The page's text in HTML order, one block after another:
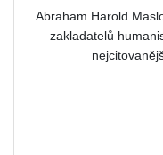
Abraham Harold
zakladatelů